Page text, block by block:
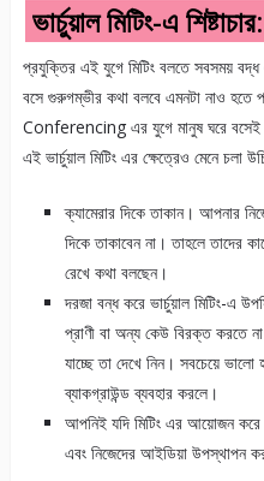
ভার্চুয়াল মিটিং-এ শিষ্টাচার:
প্রযুক্তির এই যুগে মিটিং বলতে সবসময়
বসে গুরুগম্ভীর কথা বলবে এমনটা নাও
Conferencing এর যুগে মানুষ ঘরে বসেই
এই ভার্চুয়াল মিটিং এর ক্ষেত্রেও মেনে চলা
ক্যামেরার দিকে তাকান। আপনার
দিকে তাকাবেন না। তাহলে তাদের
রেখে কথা বলছেন।
দরজা বন্ধ করে ভার্চুয়াল মিটিং-এ
প্রাণী বা অন্য কেউ বিরক্ত করতে না
যাচ্ছে তা দেখে নিন। সবচেয়ে
ব্যাকগ্রাউন্ড ব্যবহার করলে।
আপনিই যদি মিটিং এর আয়োজন করে
এবং নিজেদের আইডিয়া উপস্থাপন